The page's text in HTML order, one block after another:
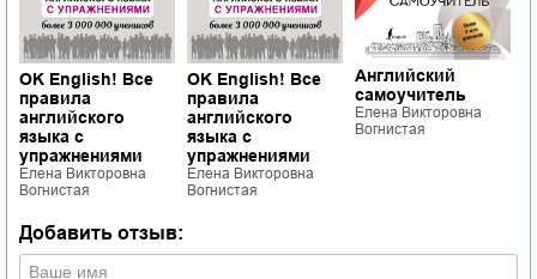
OK English! Все
правила
английского
языка с
упражнениями
Елена Викторовна
Вогнистая
OK English! Все
правила
английского
языка с
упражнениями
Елена Викторовна
Вогнистая
Английский
самоучитель
Елена Викторовна
Вогнистая
Добавить отзыв: